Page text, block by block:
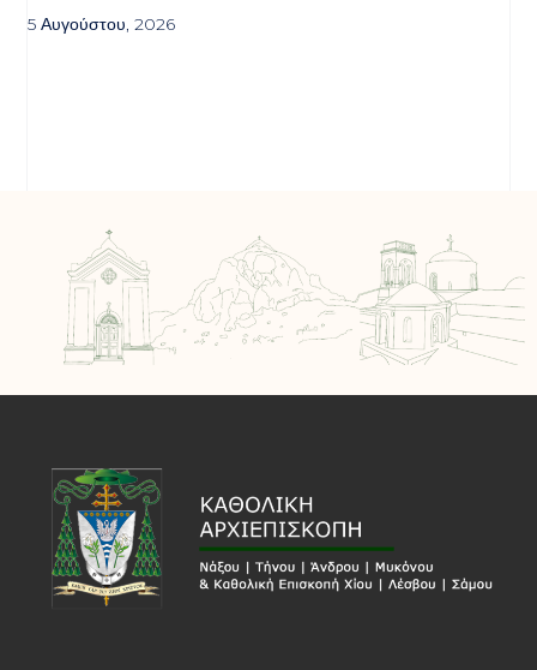
5 Αυγούστου, 2026